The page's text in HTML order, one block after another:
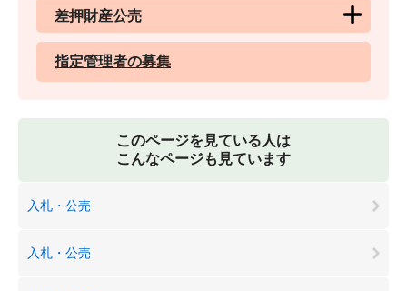
差押財産公売
指定管理者の募集
このページを見ている人は
こんなページも見ています
入札・公売
入札・公売